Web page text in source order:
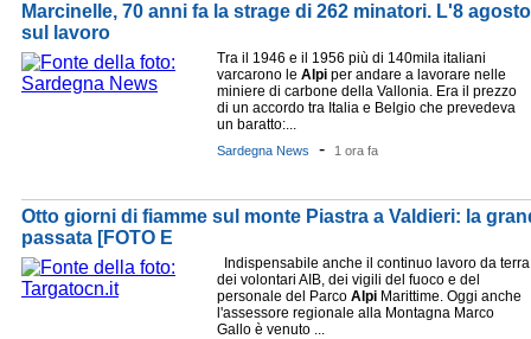
Marcinelle, 70 anni fa la strage di 262 minatori. L'8
sul lavoro
Tra il 1946 e il 1956 più di 140mila italiani
varcarono le Alpi per andare a lavorare nelle
miniere di carbone della Vallonia. Era il prezzo
di un accordo tra Italia e Belgio che prevedeva
un baratto:...
Sardegna News - 1 ora fa
Otto giorni di fiamme sul monte Piastra a Valdieri: la
passata [FOTO E
Indispensabile anche il continuo lavoro da terra
dei volontari AIB, dei vigili del fuoco e del
personale del Parco Alpi Marittime. Oggi anche
l'assessore regionale alla Montagna Marco
Gallo è venuto ...